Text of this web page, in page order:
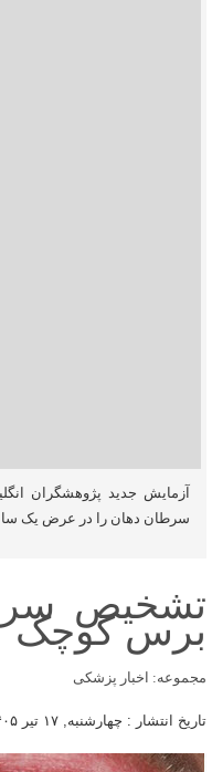
آزمایش جدید پژوهشگران
سرطان دهان را در عرض یک
تشخیص
برس کوچک
مجموعه: اخبار پزشکی
تاریخ انتشار : چهارشنبه, ۱۷ تیر ۱۴۰۵ ۰۹:۲۵